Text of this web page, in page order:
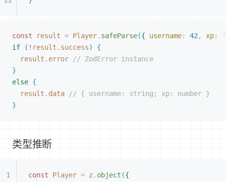
const result = Player. safeParse({ username: 42 , xp:
'
if
( ! result . success)
{
result . error // ZodError instance
}
else {
result . data // { username: string; xp: number }
}
类型推断
const Player = z . object ({